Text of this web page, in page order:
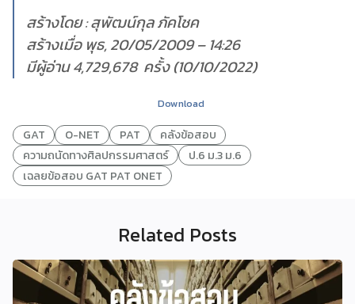
สร้างโดย : สุพัฒน์กุล ภัคโชค
สร้างเมื่อ พุธ, 20/05/2009 – 14:26
มีผู้อ่าน 4,729,678 ครั้ง (10/10/2022)
Download
GAT O-NET PAT
คลังข้อสอบ
ความถนัดทางศิลปกรรมศาสตร์
ป.6 ม.3 ม.6
เฉลยข้อสอบ GAT PAT ONET
Related Posts